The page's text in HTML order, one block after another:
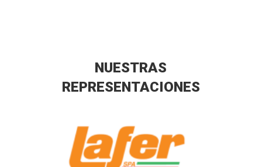
NUESTRAS
REPRESENTACIONES